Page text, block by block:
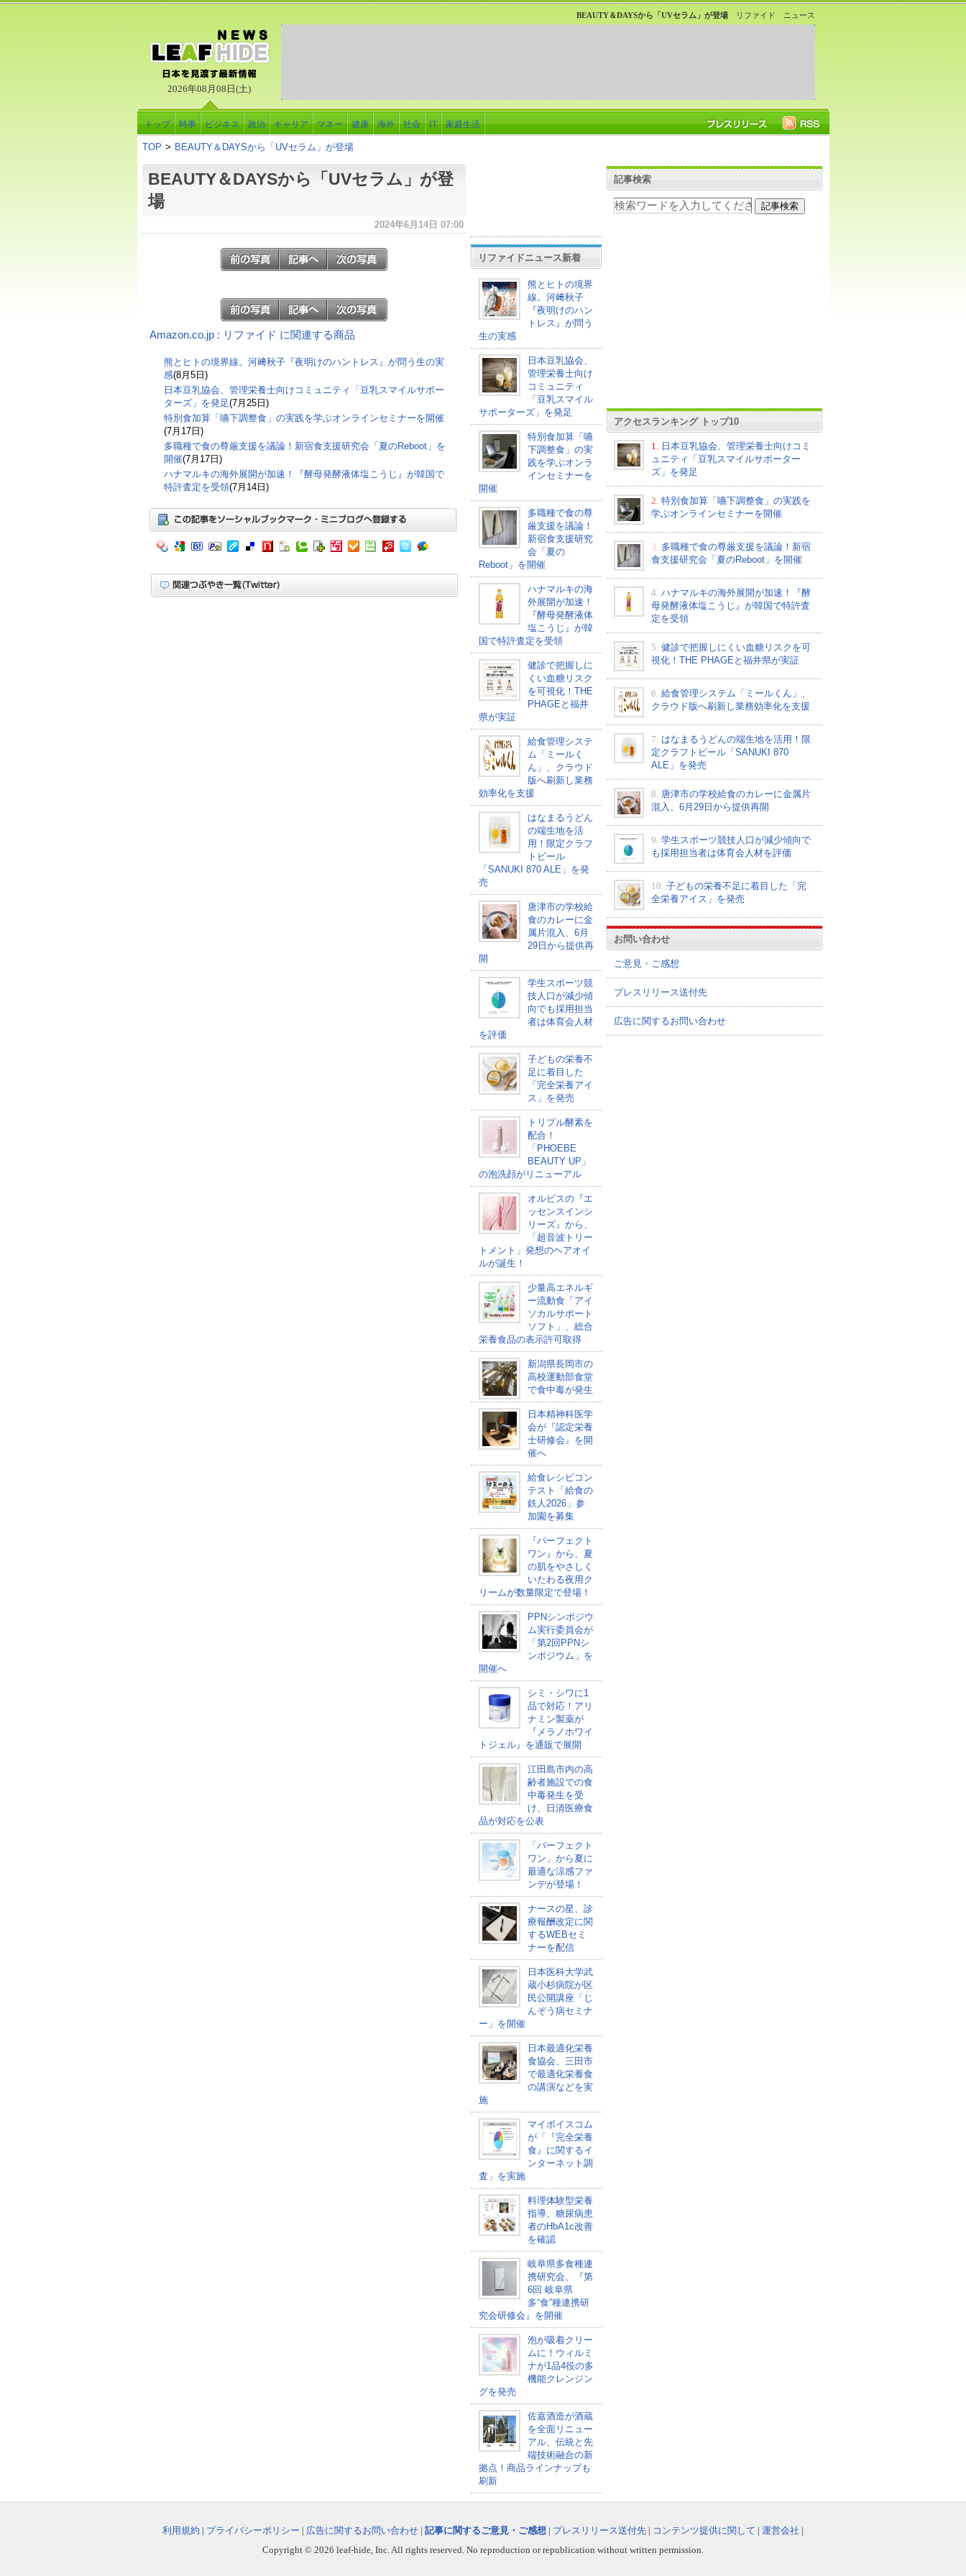
2026年08月08日(土)
リファイド ニュース
BEAUTY＆DAYSから「UVセラム」が登場
トップ 時事 ビジネス 政治 キャリア マネー 健康 海外 社会 IT 家庭生活
TOP > BEAUTY＆DAYSから「UVセラム」が登場
BEAUTY＆DAYSから「UVセラム」が登
場
2024年6月14日 07:00
Amazon.co.jp : リファイド に関連する商品
熊とヒトの境界線。河﨑秋子『夜明けのハントレス』が問う生の実
感(8月5日)
日本豆乳協会、管理栄養士向けコミュニティ「豆乳スマイルサポー
ターズ」を発足(7月25日)
特別食加算「嚥下調整食」の実践を学ぶオンラインセミナーを開催
(7月17日)
多職種で食の尊厳支援を議論！新宿食支援研究会「夏のReboot」を
開催(7月17日)
ハナマルキの海外展開が加速！『酵母発酵液体塩こうじ』が韓国で
特許査定を受領(7月14日)
リファイドニュース新着
熊とヒトの境界
線。河﨑秋子
『夜明けのハン
トレス』が問う
生の実感
日本豆乳協会、
管理栄養士向け
コミュニティ
「豆乳スマイル
サポーターズ」を発足
特別食加算「嚥
下調整食」の実
践を学ぶオンラ
インセミナーを
開催
多職種で食の尊
厳支援を議論！
新宿食支援研究
会「夏の
Reboot」を開催
ハナマルキの海
外展開が加速！
『酵母発酵液体
塩こうじ』が韓
国で特許査定を受領
健診で把握しに
くい血糖リスク
を可視化！THE
PHAGEと福井
県が実証
給食管理システ
ム「ミールく
ん」、クラウド
版へ刷新し業務
効率化を支援
はなまるうどん
の端生地を活
用！限定クラフ
トビール
「SANUKI 870 ALE」を発
売
唐津市の学校給
食のカレーに金
属片混入、6月
29日から提供再
開
学生スポーツ競
技人口が減少傾
向でも採用担当
者は体育会人材
を評価
子どもの栄養不
足に着目した
「完全栄養アイ
ス」を発売
トリプル酵素を
配合！
「PHOEBE
BEAUTY UP」
の泡洗顔がリニューアル
オルビスの『エ
ッセンスインシ
リーズ』から、
「超音波トリー
トメント」発想のヘアオイ
ルが誕生！
少量高エネルギ
ー流動食「アイ
ソカルサポート
ソフト」、総合
栄養食品の表示許可取得
新潟県長岡市の
高校運動部食堂
で食中毒が発生
日本精神科医学
会が『認定栄養
士研修会』を開
催へ
給食レシピコン
テスト「給食の
鉄人2026」参
加園を募集
『パーフェクト
ワン』から、夏
の肌をやさしく
いたわる夜用ク
リームが数量限定で登場！
PPNシンポジウ
ム実行委員会が
「第2回PPNシ
ンポジウム」を
開催へ
シミ・シワに1
品で対応！アリ
ナミン製薬が
『メラノホワイ
トジェル』を通販で展開
江田島市内の高
齢者施設での食
中毒発生を受
け、日清医療食
品が対応を公表
「パーフェクト
ワン」から夏に
最適な涼感ファ
ンデが登場！
ナースの星、診
療報酬改定に関
するWEBセミ
ナーを配信
日本医科大学武
蔵小杉病院が区
民公開講座「じ
んぞう病セミナ
ー」を開催
日本最適化栄養
食協会、三田市
で最適化栄養食
の講演などを実
施
マイボイスコム
が「『完全栄養
食』に関するイ
ンターネット調
査」を実施
料理体験型栄養
指導、糖尿病患
者のHbA1c改善
を確認
岐阜県多食種連
携研究会、『第
6回 岐阜県
多“食”種連携研
究会研修会』を開催
泡が吸着クリー
ムに！ウィルミ
ナが1品4役の多
機能クレンジン
グを発売
佐嘉酒造が酒蔵
を全面リニュー
アル、伝統と先
端技術融合の新
拠点！商品ラインナップも
刷新
記事検索
アクセスランキング トップ10
1.
日本豆乳協会、管理栄養士向けコミ
ュニティ「豆乳スマイルサポーター
ズ」を発足
2. 特別食加算「嚥下調整食」の実践を
学ぶオンラインセミナーを開催
3. 多職種で食の尊厳支援を議論！新宿
食支援研究会「夏のReboot」を開催
4. ハナマルキの海外展開が加速！『酵
母発酵液体塩こうじ』が韓国で特許査
定を受領
5. 健診で把握しにくい血糖リスクを可
視化！THE PHAGEと福井県が実証
6. 給食管理システム「ミールくん」、
クラウド版へ刷新し業務効率化を支援
7. はなまるうどんの端生地を活用！限
定クラフトビール「SANUKI 870
ALE」を発売
8. 唐津市の学校給食のカレーに金属片
混入、6月29日から提供再開
9. 学生スポーツ競技人口が減少傾向で
も採用担当者は体育会人材を評価
10. 子どもの栄養不足に着目した「完
全栄養アイス」を発売
お問い合わせ
ご意見・ご感想
プレスリリース送付先
広告に関するお問い合わせ
利用規約 | プライバシーポリシー | 広告に関するお問い合わせ | 記事に関するご意見・ご感想 | プレスリリース送付先 | コンテンツ提供に関して | 運営会社 |
Copyright © 2026 leaf-hide, Inc. All rights reserved. No reproduction or republication without written permission.